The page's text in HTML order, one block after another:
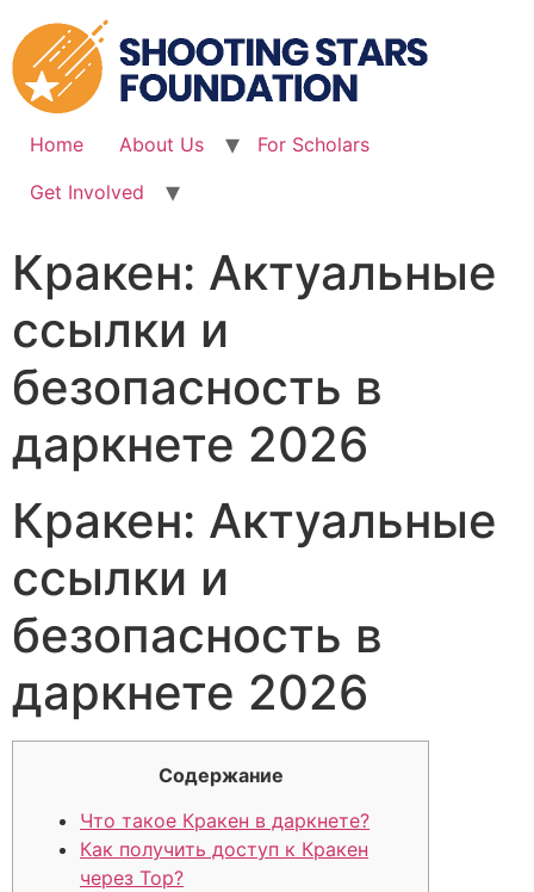
to
content
Home About Us
For Scholars
Get Involved
Кракен: Актуальные
ссылки и
безопасность в
даркнете 2026
Кракен: Актуальные
ссылки и
безопасность в
даркнете 2026
Содержание
Что такое Кракен в даркнете?
Как получить доступ к Кракен
через Тор?